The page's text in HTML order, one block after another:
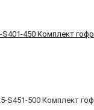
S401-450 Комплект гофр